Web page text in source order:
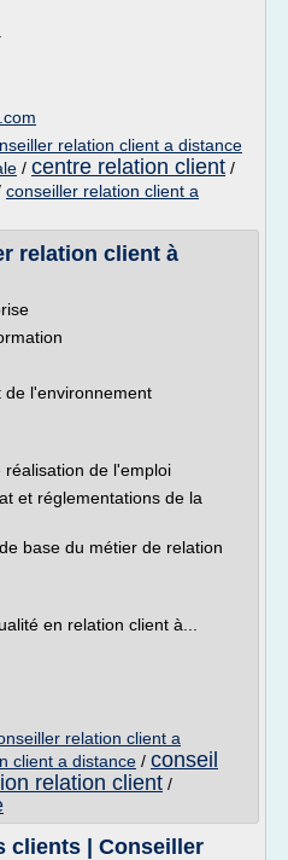
relation client a distance
/ centre relation client /
conseiller relation client a
relation client à
de l'environnement
de l'emploi
et réglementations de la
base du métier de relation
en relation client à...
relation client a
client a distance / conseil
relation client /
clients | Conseiller